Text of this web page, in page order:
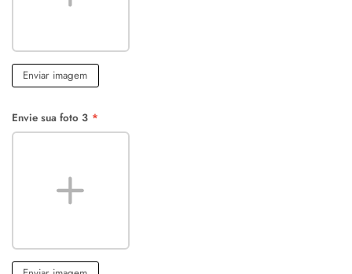
Enviar imagem
Envie sua foto 3 *